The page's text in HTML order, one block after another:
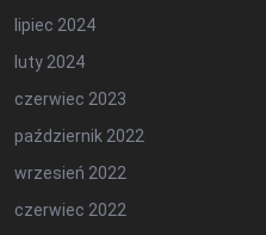
lipiec 2024
luty 2024
czerwiec 2023
październik 2022
wrzesień 2022
czerwiec 2022